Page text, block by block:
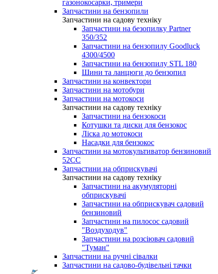
газонокосарки, тримери
Запчастини на бензопили
Запчастини на садову техніку
Запчастини на безопилку Partner
350/352
Запчастини на бензопилу Goodluck
4300/4500
Запчастини на бензопилу STL 180
Шини та ланцюги до бензопил
Запчастини на конвектори
Запчастини на мотобури
Запчастини на мотокоси
Запчастини на садову техніку
Запчастини на бензокоси
Котушки та диски для бензокос
Ліска до мотокоси
Насадки для бензокос
Запчастини на мотокультиватор бензиновий
52СС
Запчастини на обприскувачі
Запчастини на садову техніку
Запчастини на акумуляторні
обприскувачі
Запчастини на обприскувач садовий
бензиновий
Запчастини на пилосос садовий
"Воздуходув"
Запчастини на розсіювач садовий
"Туман"
Запчастини на ручні сівалки
Запчастини на садово-будівельні тачки